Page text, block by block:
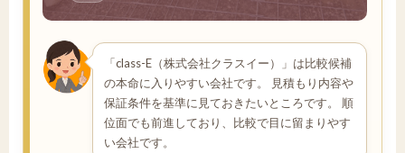
「class-E（株式会社クラスイー）」は比較候補
の本命に入りやすい会社です。 見積もり内容や
保証条件を基準に見ておきたいところです。 順
位面でも前進しており、比較で目に留まりやす
い会社です。